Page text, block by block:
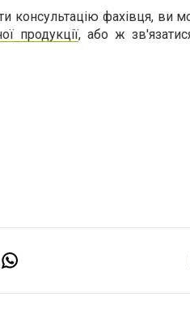
консультацію фахівця, ви
продукції, або ж